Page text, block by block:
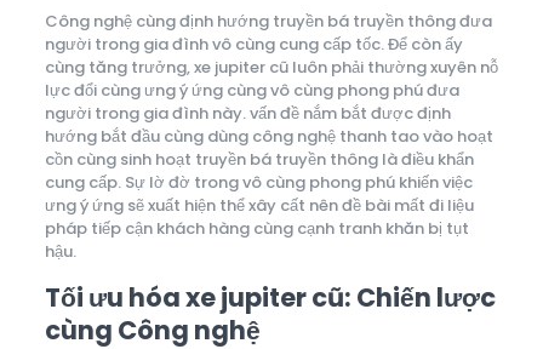
Công nghệ cùng định hướng truyền bá truyền thông đưa
người trong gia đình vô cùng cung cấp tốc. Để còn ấy
cùng tăng trưởng, xe jupiter cũ luôn phải thường xuyên nỗ
lực đổi cùng ưng ý ứng cùng vô cùng phong phú đưa
người trong gia đình này. vấn đề nắm bắt được định
hướng bắt đầu cùng dùng công nghệ thanh tao vào hoạt
cồn cùng sinh hoạt truyền bá truyền thông là điều khẩn
cung cấp. Sự lờ đờ trong vô cùng phong phú khiến việc
ưng ý ứng sẽ xuất hiện thể xây cất nên đề bài mất đi liệu
pháp tiếp cận khách hàng cùng cạnh tranh khăn bị tụt
hậu.
Tối ưu hóa xe jupiter cũ: Chiến lược
cùng Công nghệ